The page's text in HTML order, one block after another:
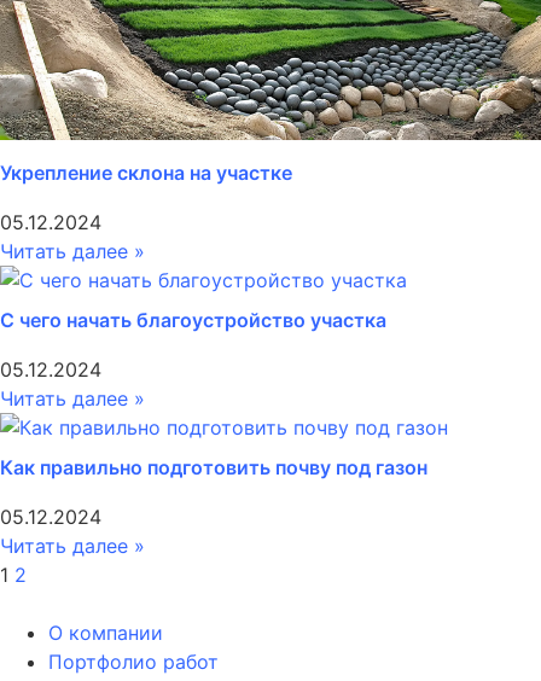
Укрепление склона на участке
05.12.2024
Читать далее »
С чего начать благоустройство участка
05.12.2024
Читать далее »
Как правильно подготовить почву под газон
05.12.2024
Читать далее »
1 2
О компании
Портфолио работ